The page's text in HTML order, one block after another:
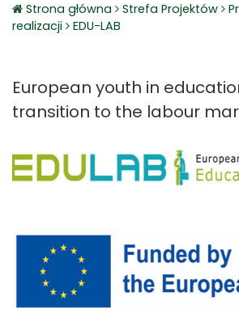
Strona główna Strefa Projektów
realizacji
EDU-LAB
European youth in
transition to the labour